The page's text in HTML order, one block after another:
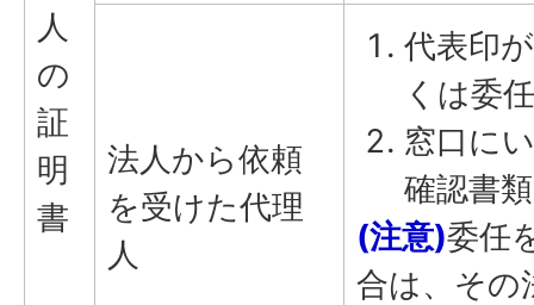
人
の
証
明
書
法人から依頼
を受けた代理
人
代表印
くは委
窓口に
確認書類
(注意)委任
合は、その